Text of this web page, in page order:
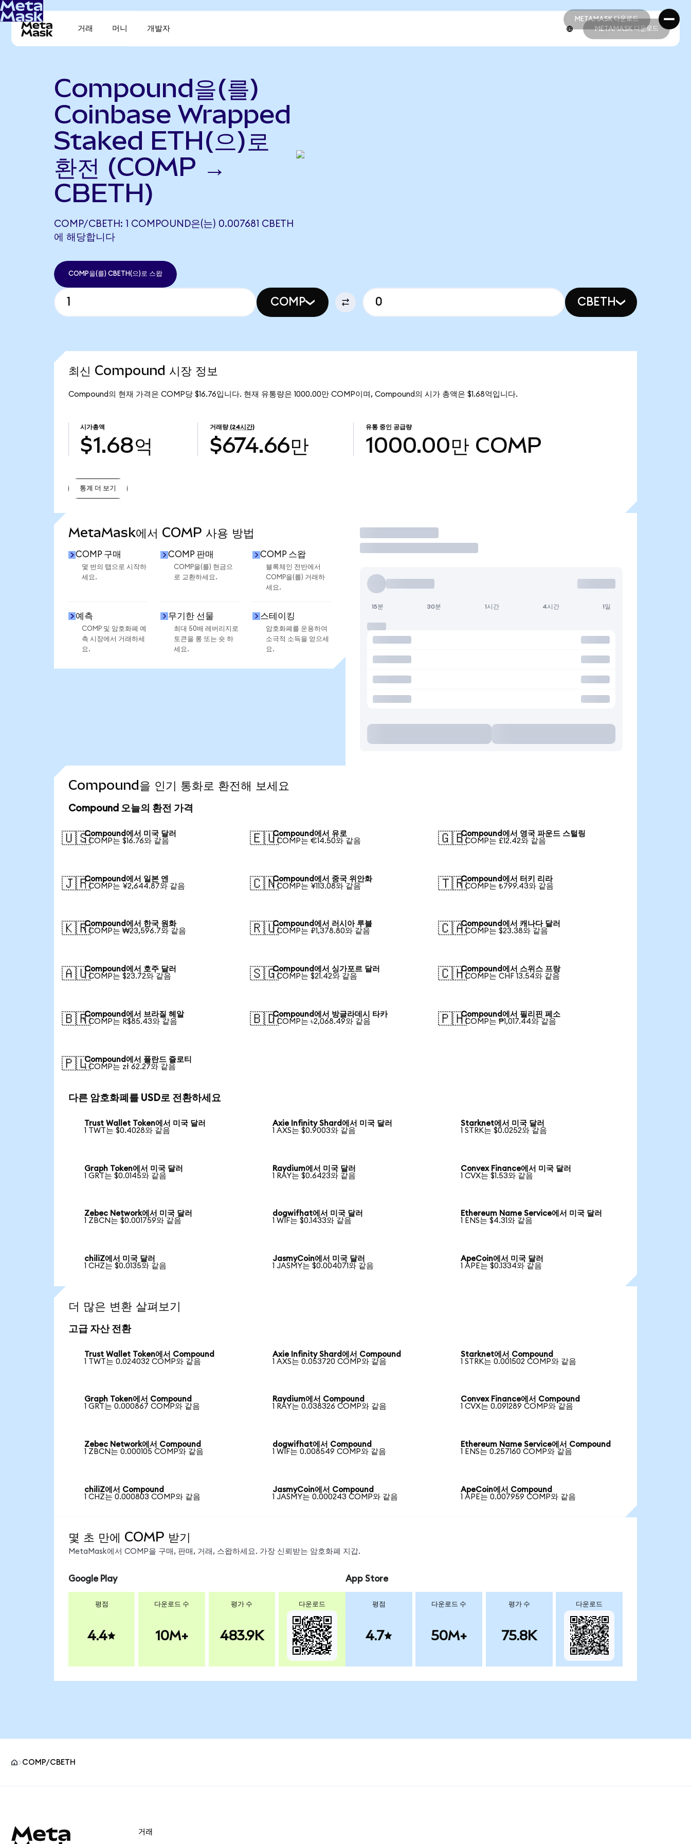
METAMASK 다운로드
METAMASK 다운로드
거래 머니 개발자 METAMASK 다운로드
Compound을(를)
Coinbase Wrapped
Staked ETH(으)로
환전 (COMP →
CBETH)
COMP/CBETH: 1 COMPOUND은(는) 0.007681 CBETH
에 해당합니다
COMP을(를) CBETH(으)로 스왑
COMP CBETH
최신 Compound 시장 정보
Compound의 현재 가격은 COMP당 $16.76입니다. 현재 유통량은 1000.00만 COMP이며, Compound의 시가 총액은 $1.68억입니다.
시가총액
$1.68억
거래량 (24시간)
$674.66만
유통 중인 공급량
1000.00만 COMP
통계 더 보기
MetaMask에서 COMP 사용 방법
COMP 구매
몇 번의 탭으로 시작하
세요.
COMP 판매
COMP을(를) 현금으
로 교환하세요.
COMP 스왑
블록체인 전반에서
COMP을(를) 거래하
세요.
예측
COMP 및 암호화폐 예
측 시장에서 거래하세
요.
무기한 선물
최대 50배 레버리지로
토큰을 롱 또는 숏 하
세요.
스테이킹
암호화폐를 운용하여
소극적 소득을 얻으세
요.
거래
15분 30분 1시간 4시간 1일
Compound을 인기 통화로 환전해 보세요
Compound 오늘의 환전 가격
🇺🇸Compound에서 미국 달러
1 COMP는 $16.76와 같음
🇪🇺Compound에서 유로
1 COMP는 €14.50와 같음
🇬🇧Compound에서 영국 파운드 스털링
1 COMP는 £12.42와 같음
🇯🇵Compound에서 일본 엔
1 COMP는 ¥2,644.87와 같음
🇨🇳Compound에서 중국 위안화
1 COMP는 ¥113.08와 같음
🇹🇷Compound에서 터키 리라
1 COMP는 ₺799.43와 같음
🇰🇷Compound에서 한국 원화
1 COMP는 ₩23,596.7와 같음
🇷🇺Compound에서 러시아 루블
1 COMP는 ₽1,378.80와 같음
🇨🇦Compound에서 캐나다 달러
1 COMP는 $23.38와 같음
🇦🇺Compound에서 호주 달러
1 COMP는 $23.72와 같음
🇸🇬Compound에서 싱가포르 달러
1 COMP는 $21.42와 같음
🇨🇭Compound에서 스위스 프랑
1 COMP는 CHF 13.54와 같음
🇧🇷Compound에서 브라질 헤알
1 COMP는 R$85.43와 같음
🇧🇩Compound에서 방글라데시 타카
1 COMP는 ৳2,068.49와 같음
🇵🇭Compound에서 필리핀 페소
1 COMP는 ₱1,017.44와 같음
🇵🇱Compound에서 폴란드 즐로티
1 COMP는 zł 62.27와 같음
다른 암호화폐를 USD로 전환하세요
Trust Wallet Token에서 미국 달러
1 TWT는 $0.4028와 같음
Axie Infinity Shard에서 미국 달러
1 AXS는 $0.9003와 같음
Starknet에서 미국 달러
1 STRK는 $0.0252와 같음
Graph Token에서 미국 달러
1 GRT는 $0.0145와 같음
Raydium에서 미국 달러
1 RAY는 $0.6423와 같음
Convex Finance에서 미국 달러
1 CVX는 $1.53와 같음
Zebec Network에서 미국 달러
1 ZBCN는 $0.001759와 같음
dogwifhat에서 미국 달러
1 WIF는 $0.1433와 같음
Ethereum Name Service에서 미국 달러
1 ENS는 $4.31와 같음
chiliZ에서 미국 달러
1 CHZ는 $0.0135와 같음
JasmyCoin에서 미국 달러
1 JASMY는 $0.004071와 같음
ApeCoin에서 미국 달러
1 APE는 $0.1334와 같음
더 많은 변환 살펴보기
고급 자산 전환
Trust Wallet Token에서 Compound
1 TWT는 0.024032 COMP와 같음
Axie Infinity Shard에서 Compound
1 AXS는 0.053720 COMP와 같음
Starknet에서 Compound
1 STRK는 0.001502 COMP와 같음
Graph Token에서 Compound
1 GRT는 0.000867 COMP와 같음
Raydium에서 Compound
1 RAY는 0.038326 COMP와 같음
Convex Finance에서 Compound
1 CVX는 0.091289 COMP와 같음
Zebec Network에서 Compound
1 ZBCN는 0.000105 COMP와 같음
dogwifhat에서 Compound
1 WIF는 0.008549 COMP와 같음
Ethereum Name Service에서 Compound
1 ENS는 0.257160 COMP와 같음
chiliZ에서 Compound
1 CHZ는 0.000803 COMP와 같음
JasmyCoin에서 Compound
1 JASMY는 0.000243 COMP와 같음
ApeCoin에서 Compound
1 APE는 0.007959 COMP와 같음
몇 초 만에 COMP 받기
MetaMask에서 COMP을 구매, 판매, 거래, 스왑하세요. 가장 신뢰받는 암호화폐 지갑.
Google Play
평점
4.4
다운로드 수
10M+
평가 수
483.9K
다운로드
App Store
평점
4.7
다운로드 수
50M+
평가 수
75.8K
다운로드
COMP/CBETH
거래